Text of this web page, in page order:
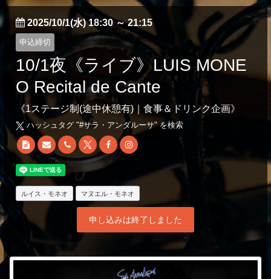
2025/10/1(水) 18:30～21:15
申込締切
10/1夜《ライブ》LUIS MONE
O Recital de Cante
《1ステージ制(途中休憩有)｜食事＆ドリンク企画》
ハッシュタグ "#サラ・アンダルーサ" を検索
ルイス・モネオ マヌエル・モネオ
申し込みは終了しました